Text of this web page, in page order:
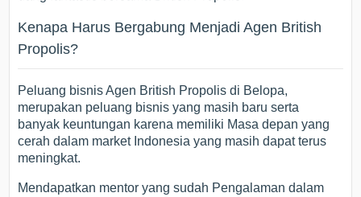
Kenapa Harus Bergabung Menjadi Agen British
Propolis?
Peluang bisnis Agen British Propolis di Belopa,
merupakan peluang bisnis yang masih baru serta
banyak keuntungan karena memiliki Masa depan yang
cerah dalam market Indonesia yang masih dapat terus
meningkat.
Mendapatkan mentor yang sudah Pengalaman dalam